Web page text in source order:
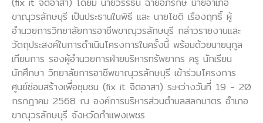
ขาณุวรลักษบุรี เป็นประธานในพิธี และ นายโชติ เรืองฤทธิ์ ผู้
อำนวยการวิทยาลัยการอาชีพขาณุวรลักษบุรี กล่าวรายงานและ
วัตถุประสงค์ในการดำเนินโครงการในครั้งนี้ พร้อมด้วยนายนุกูล
เทียนการ รองผู้อำนวยการฝ่ายบริหารทรัพยากร ครู นักเรียน
นักศึกษา วิทยาลัยการอาชีพขาณุวรลักษบุรี เข้าร่วมโครงการ
ศูนย์ซ่อมสร้างเพื่อชุมชน (fix it จิตอาสา) ระหว่างวันที่ 19 - 20
กรกฎาคม 2568 ณ องค์การบริหารส่วนตำบลสลกบาตร อำเภอ
ขาณุวรลักษบุรี จังหวัดกำแพงเพชร